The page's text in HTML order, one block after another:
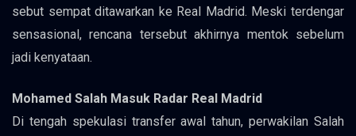
sebut sempat ditawarkan ke Real Madrid. Meski terdengar
sensasional, rencana tersebut akhirnya mentok sebelum
jadi kenyataan.
Mohamed Salah Masuk Radar Real Madrid
Di tengah spekulasi transfer awal tahun, perwakilan Salah